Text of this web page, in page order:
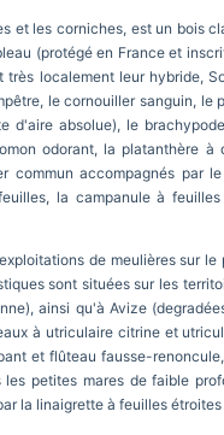
et les corniches, est un bois
(protégé en France et
localement leur hybride,
le cornouiller sanguin,
d'aire absolue), le
odorant, la platanthère
commun accompagnés par
la campanule à
de meulières sur
sont situées sur les
ainsi qu'à Avize
à utriculaire citrine et
et flûteau fausse-
petites mares de faible
la linaigrette à feuilles